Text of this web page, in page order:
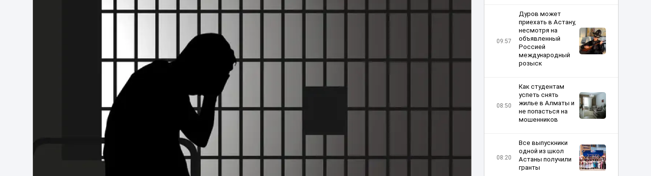
09:57
Дуров может
приехать в Астану,
несмотря на
объявленный
Россией
международный
розыск
08:50
Как студентам
успеть снять
жилье в Алматы и
не попасться на
мошенников
08:20
Все выпускники
одной из школ
Астаны получили
гранты